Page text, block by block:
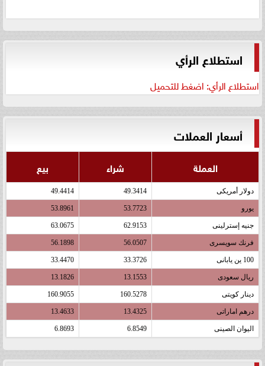
استطلاع الرأي
استطلاع الرأي: اضغط للتحميل
أسعار العملات
العملة شراء بيع
دولار أمريكى 49.3414
49.4414
يورو 53.7723
53.8961
جنيه إسترلينى 62.9153
63.0675
فرنك سويسرى 56.0507
56.1898
100 ين يابانى 33.3726
33.4470
ريال سعودى 13.1553
13.1826
دينار كويتى 160.5278
160.9055
درهم اماراتى 13.4325
13.4633
اليوان الصينى 6.8549
6.8693